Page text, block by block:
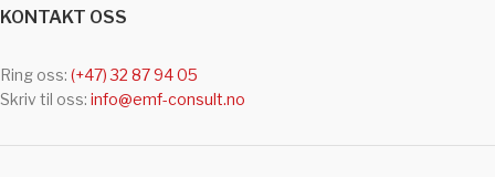
KONTAKT OSS
Ring oss: (+47) 32 87 94 05
Skriv til oss: info@emf-consult.no